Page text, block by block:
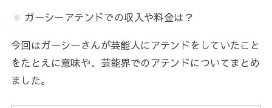
ガーシーアテンドでの収入や料金は？
今回はガーシーさんが芸能人にアテンドをしていたこと
をたとえに意味や、芸能界でのアテンドについてまとめ
ました。